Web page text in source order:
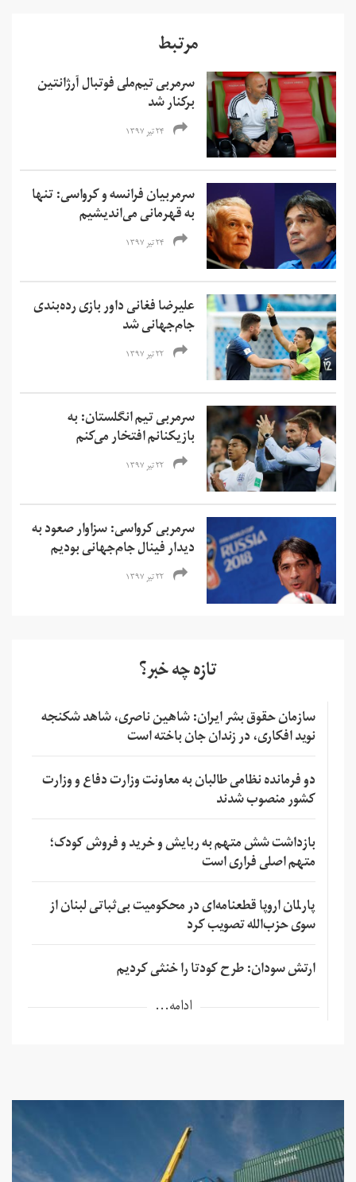
مرتبط
سرمربی تیم‌ملی فوتبال آرژانتین
برکنار شد
۲۴ تیر ۱۳۹۷
سرمربیان فرانسه و کرواسی: تنها
به قهرمانی می‌اندیشیم
۲۴ تیر ۱۳۹۷
علیرضا فغانی داور بازی رده‌بندی
جام‌جهانی شد
۲۲ تیر ۱۳۹۷
سرمربی تیم انگلستان: به
بازیکنانم افتخار می‌کنم
۲۲ تیر ۱۳۹۷
سرمربی کرواسی: سزاوار صعود به
دیدار فینال جام‌جهانی بودیم
۲۲ تیر ۱۳۹۷
تازه چه خبر؟
سازمان حقوق بشر ایران: شاهین ناصری، شاهد شکنجه
نوید افکاری، در زندان جان باخته است
دو فرمانده نظامی طالبان به معاونت وزارت دفاع و وزارت
کشور منصوب شدند
بازداشت شش متهم به ربایش و خرید و فروش کودک؛
متهم اصلی فراری است
پارلمان اروپا قطعنامه‌ای در محکومیت بی‌ثباتی لبنان از
سوی حزب‌الله تصویب کرد
ارتش سودان: طرح کودتا را خنثی کردیم
ادامه...